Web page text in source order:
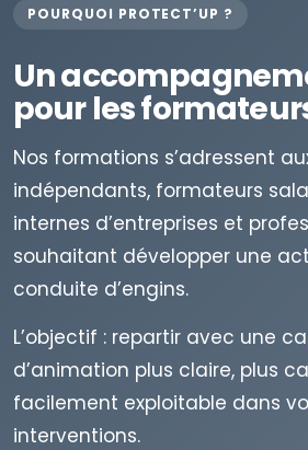
POURQUOI PROTECT’UP ?
Un
pour les
Nos formations s’adressent
indépendants, formateurs
internes d’entreprises et
souhaitant développer une
conduite d’engins.
L’objectif : repartir avec une
d’animation plus claire, plus
facilement exploitable dans
interventions.